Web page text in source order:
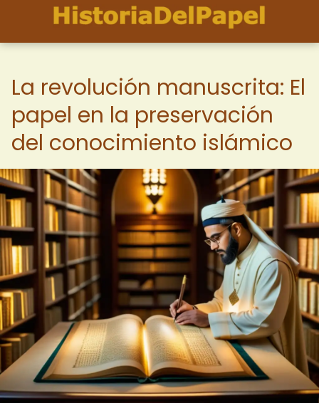
La revolución manuscrita: El
papel en la preservación
del conocimiento islámico